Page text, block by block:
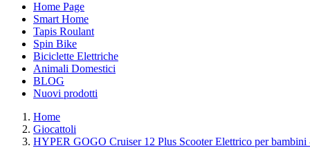
Home Page
Smart Home
Tapis Roulant
Spin Bike
Biciclette Elettriche
Animali Domestici
BLOG
Nuovi prodotti
Home
Giocattoli
HYPER GOGO Cruiser 12 Plus Scooter Elettrico per bambini